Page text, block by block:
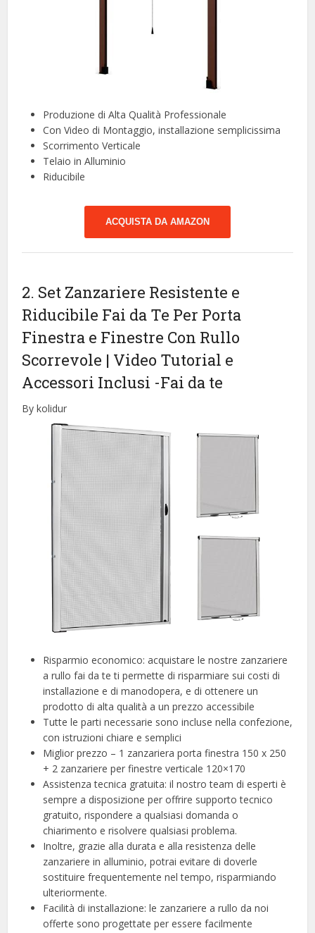
Produzione di Alta Qualità Professionale
Con Video di Montaggio, installazione semplicissima
Scorrimento Verticale
Telaio in Alluminio
Riducibile
ACQUISTA DA AMAZON
2. Set Zanzariere Resistente e
Riducibile Fai da Te Per Porta
Finestra e Finestre Con Rullo
Scorrevole | Video Tutorial e
Accessori Inclusi -Fai da te
By kolidur
Risparmio economico: acquistare le nostre zanzariere
a rullo fai da te ti permette di risparmiare sui costi di
installazione e di manodopera, e di ottenere un
prodotto di alta qualità a un prezzo accessibile
Tutte le parti necessarie sono incluse nella confezione,
con istruzioni chiare e semplici
Miglior prezzo – 1 zanzariera porta finestra 150 x 250
+ 2 zanzariere per finestre verticale 120×170
Assistenza tecnica gratuita: il nostro team di esperti è
sempre a disposizione per offrire supporto tecnico
gratuito, rispondere a qualsiasi domanda o
chiarimento e risolvere qualsiasi problema.
Inoltre, grazie alla durata e alla resistenza delle
zanzariere in alluminio, potrai evitare di doverle
sostituire frequentemente nel tempo, risparmiando
ulteriormente.
Facilità di installazione: le zanzariere a rullo da noi
offerte sono progettate per essere facilmente